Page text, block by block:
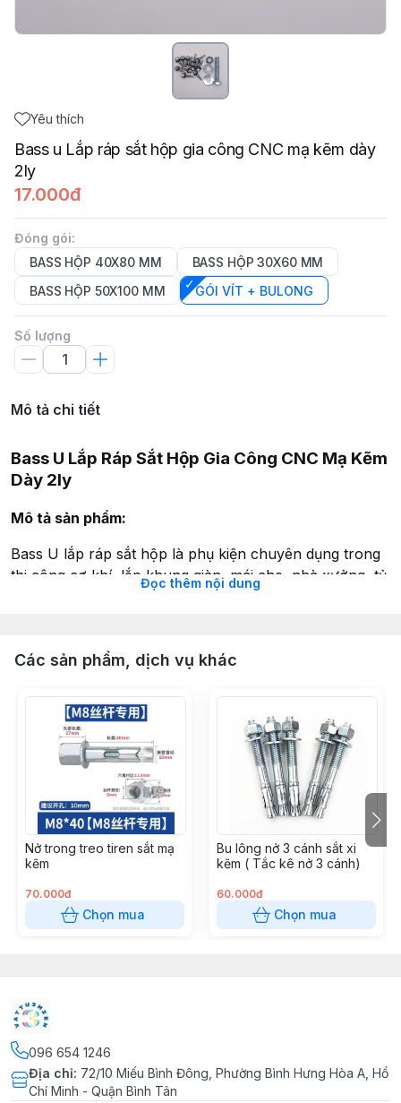
Yêu thích
Bass u Lắp ráp sắt hộp gia công CNC mạ kẽm dày
2ly
17.000đ
Đóng gói:
BASS HỘP 40X80 MM
BASS HỘP 30X60 MM
BASS HỘP 50X100 MM
GÓI VÍT + BULONG
Số lượng
Mô tả chi tiết
Bass U Lắp Ráp Sắt Hộp Gia Công CNC Mạ Kẽm
Dày 2ly
Mô tả sản phẩm:
Bass U lắp ráp sắt hộp là phụ kiện chuyên dụng trong
thi công cơ khí, lắp khung giàn, mái che, nhà xưởng, tủ
trời hoặc trong môi trường ẩm.
Thông tin chi tiết:
Chất liệu:Thép mạ kẽm dày 2ly
Gia công:Cắt CNC – độ chính xác cao, sắc nét, dễ lắp
Quy cách sử dụng:Dành cho sắt hộp các kích thước
phổ biến:50x100mm40x80mm30x60mm
Ứng dụng:Lắp ráp khung giàn, khung bảng hiệu, cửa
sắt, giá đỡ, khung máy, nhà thép tiền chế,...
Ưu điểm nổi bật:
Mạ kẽm sáng bóng – chống rỉ sét tốt
nghiệp
Đọc thêm nội dung
Các sản phẩm, dịch vụ khác
Nở trong treo tiren sắt mạ
kẽm
70.000đ
Chọn mua
Bu lông nở 3 cánh sắt xi
kẽm ( Tắc kê nở 3 cánh)
60.000đ
Chọn mua
096 654 1246
Địa chỉ: 72/10 Miếu Bình Đông, Phường Bình Hưng Hòa A, Hồ
Chí Minh - Quận Bình Tân